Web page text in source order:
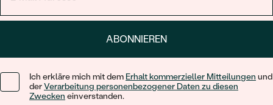
ABONNIEREN
Ich erkläre mich mit dem Erhalt kommerzieller Mitteilungen und
derVerarbeitung personenbezogener Daten zu diesen
Zwecken einverstanden.